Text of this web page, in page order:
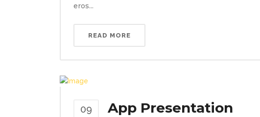
eros...
READ MORE
09 App Presentation